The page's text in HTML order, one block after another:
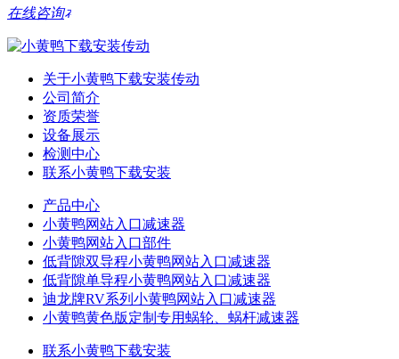
在线咨询
关于小黄鸭下载安装传动
公司简介
资质荣誉
设备展示
检测中心
联系小黄鸭下载安装
产品中心
小黄鸭网站入口减速器
小黄鸭网站入口部件
低背隙双导程小黄鸭网站入口减速器
低背隙单导程小黄鸭网站入口减速器
迪龙牌RV系列小黄鸭网站入口减速器
小黄鸭黄色版定制专用蜗轮、蜗杆减速器
联系小黄鸭下载安装